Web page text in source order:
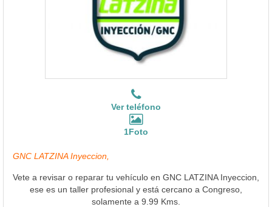
Ver teléfono
1Foto
GNC LATZINA Inyeccion,
Vete a revisar o reparar tu vehículo en GNC LATZINA Inyeccion,
ese es un taller profesional y está cercano a Congreso,
solamente a 9.99 Kms.